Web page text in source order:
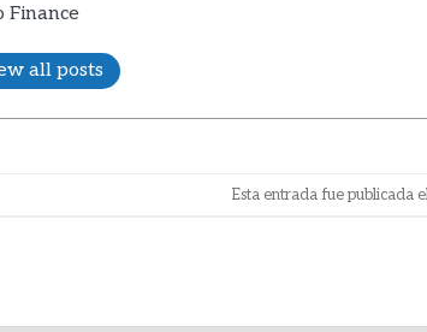
Finance
all posts
Esta entrada fue publicada